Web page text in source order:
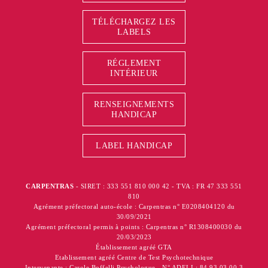
TÉLÉCHARGEZ LES
LABELS
RÉGLEMENT
INTÉRIEUR
RENSEIGNEMENTS
HANDICAP
LABEL HANDICAP
CARPENTRAS - SIRET : 333 551 810 000 42 - TVA : FR 47 333 551
810
Agrément préfectoral auto-école : Carpentras n° E0208404120 du
30/09/2021
Agrément préfectoral permis à points : Carpentras n° R1308400030 du
20/03/2023
Établissement agréé GTA
Etablissement agréé Centre de Test Psychotechnique